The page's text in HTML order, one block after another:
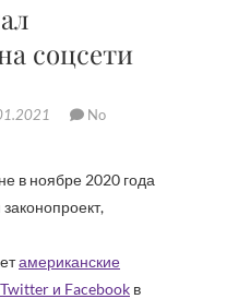
соцсети
No
американские
и Facebook в